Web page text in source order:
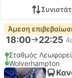
Άμεση
18:00 22:25
Σταθμός
Wolverhampton